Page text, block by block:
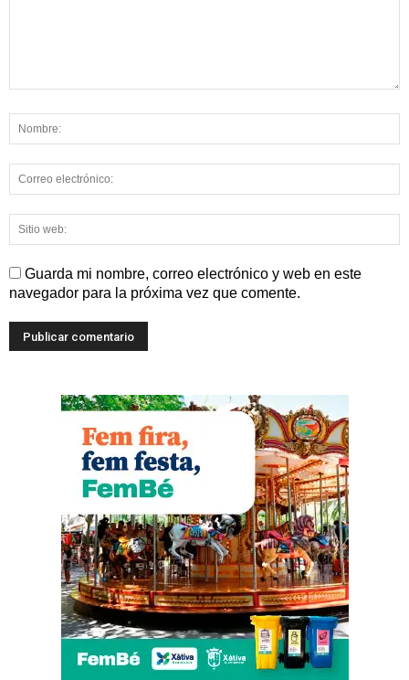
Guarda mi nombre, correo electrónico y web en este
navegador para la próxima vez que comente.